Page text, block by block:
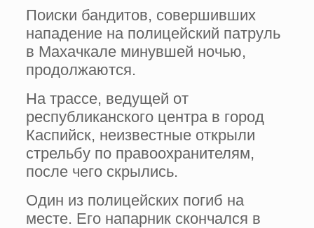
Поиски бандитов, совершивших
нападение на полицейский патруль
в Махачкале минувшей ночью,
продолжаются.
На трассе, ведущей от
республиканского центра в город
Каспийск, неизвестные открыли
стрельбу по правоохранителям,
после чего скрылись.
Один из полицейских погиб на
месте. Его напарник скончался в